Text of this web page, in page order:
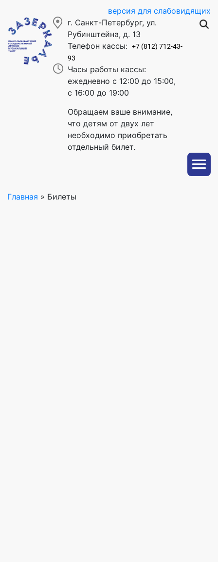
версия для слабовидящих
г. Санкт-Петербург, ул.
Рубинштейна, д. 13
Телефон кассы: +7 (812) 712-43-
93
Часы работы кассы:
ежедневно с 12:00 до 15:00,
с 16:00 до 19:00
Обращаем ваше внимание,
что детям от двух лет
необходимо приобретать
отдельный билет.
Главная » Билеты